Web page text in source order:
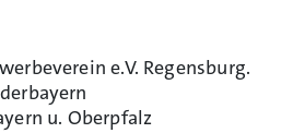
e.V. Regensburg.
u. Oberpfalz